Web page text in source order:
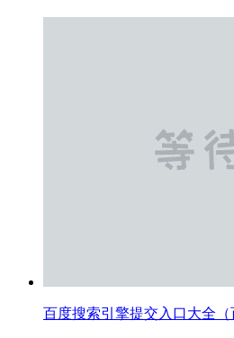
百度搜索引擎提交入口大全（